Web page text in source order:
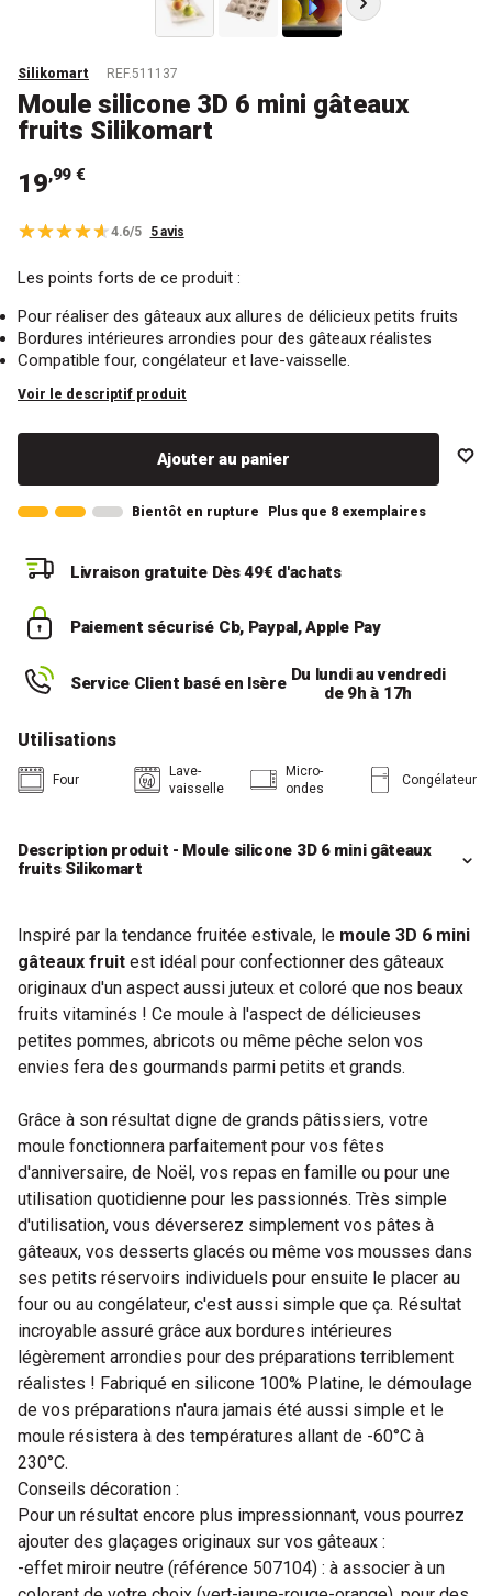
Silikomart REF.511137
Moule silicone 3D 6 mini gâteaux
fruits Silikomart
19,99 €
4.6/5 5 avis
Les points forts de ce produit :
Pour réaliser des gâteaux aux allures de délicieux petits fruits
Bordures intérieures arrondies pour des gâteaux réalistes
Compatible four, congélateur et lave-vaisselle.
Voir le descriptif produit
Ajouter au panier
Bientôt en rupture Plus que 8 exemplaires
Livraison gratuite Dès 49€ d'achats
Paiement sécurisé Cb, Paypal, Apple Pay
Service Client basé en Isère Du lundi au vendredi
de 9h à 17h
Utilisations
Four
Lave-
vaisselle
Micro-
ondes
Congélateur
Description produit - Moule silicone 3D 6 mini gâteaux
fruits Silikomart
Inspiré par la tendance fruitée estivale, le moule 3D 6 mini
gâteaux fruit est idéal pour confectionner des gâteaux
originaux d'un aspect aussi juteux et coloré que nos beaux
fruits vitaminés ! Ce moule à l'aspect de délicieuses
petites pommes, abricots ou même pêche selon vos
envies fera des gourmands parmi petits et grands.
Grâce à son résultat digne de grands pâtissiers, votre
moule fonctionnera parfaitement pour vos fêtes
d'anniversaire, de Noël, vos repas en famille ou pour une
utilisation quotidienne pour les passionnés. Très simple
d'utilisation, vous déverserez simplement vos pâtes à
gâteaux, vos desserts glacés ou même vos mousses dans
ses petits réservoirs individuels pour ensuite le placer au
four ou au congélateur, c'est aussi simple que ça. Résultat
incroyable assuré grâce aux bordures intérieures
légèrement arrondies pour des préparations terriblement
réalistes ! Fabriqué en silicone 100% Platine, le démoulage
de vos préparations n'aura jamais été aussi simple et le
moule résistera à des températures allant de -60°C à
230°C.
Conseils décoration :
Pour un résultat encore plus impressionnant, vous pourrez
ajouter des glaçages originaux sur vos gâteaux :
-effet miroir neutre (référence 507104) : à associer à un